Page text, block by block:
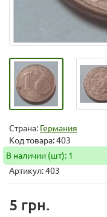
Страна: Германия
Код товара:403
В наличии (шт): 1
Артикул: 403
5 грн.